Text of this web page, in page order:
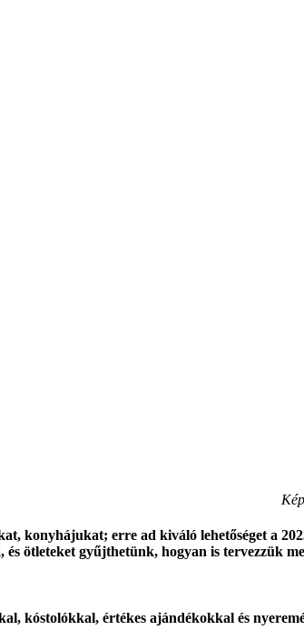
konyhájukat; erre ad kiváló lehetőséget a
és ötleteket gyűjthetünk, hogyan is tervezzük
kóstolókkal, értékes ajándékokkal és